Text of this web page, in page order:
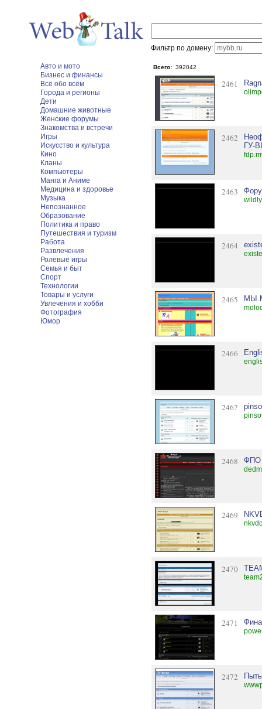
Фильтр по домену:
Авто и мото
Бизнес и финансы
Всё обо всём
Города и регионы
Дети
Домашние животные
Женские форумы
Знакомства и встречи
Игры
Искусство и культура
Кино
Кланы
Компьютеры
Манга и Аниме
Медицина и здоровье
Музыка
Непознанное
Образование
Политика и право
Путешествия и туризм
Работа
Развлечения
Ролевые игры
Семья и быт
Спорт
Технологии
Товары и услуги
Увлечения и хобби
Фотография
Юмор
Всего: 392042
2461
2462
ГУ-
2463
2464
2465 МЫ
2466
2467
2468 ФПО
2469
2470
2471
2472